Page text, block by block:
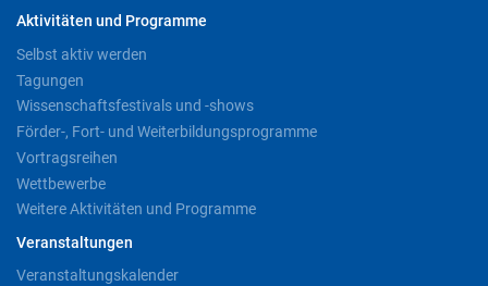
Aktivitäten und Programme
Selbst aktiv werden
Tagungen
Wissenschaftsfestivals und -shows
Förder-, Fort- und Weiterbildungsprogramme
Vortragsreihen
Wettbewerbe
Weitere Aktivitäten und Programme
Veranstaltungen
Veranstaltungskalender